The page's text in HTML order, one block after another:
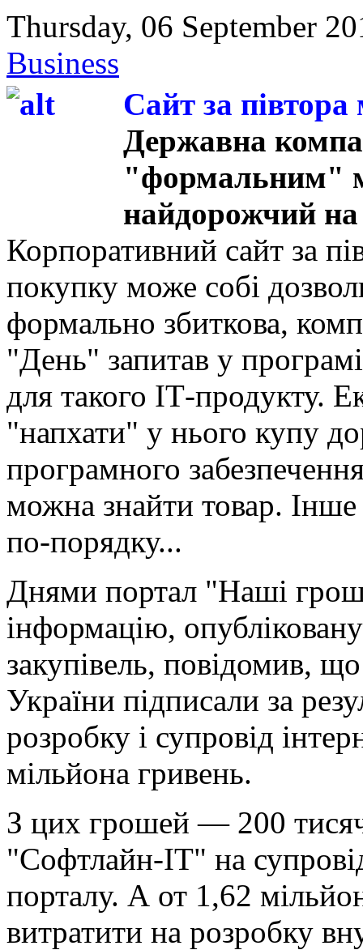
Thursday, 06 September
Business
Сайт за
Державна
"формальним"
найдорожчий
Корпоративний сайт за
покупку може собі
формально збиткова,
"День" запитав у
для такого ІТ-продукту.
"напхати" у нього купу
програмного
можна знайти товар.
по-порядку...
Днями портал "Наші
інформацію,
закупівель, повідомив,
України підписали за
розробку і супровід
мільйона гривень.
З цих грошей — 200
"Софтлайн-ІТ" на
порталу. А от 1,62
витратити на розробку